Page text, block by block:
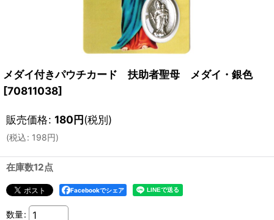
メダイ付きパウチカード 扶助者聖母 メダイ・銀色
[70811038]
販売価格: 180円(税別)
(税込: 198円)
在庫数12点
Facebookでシェア
数量: